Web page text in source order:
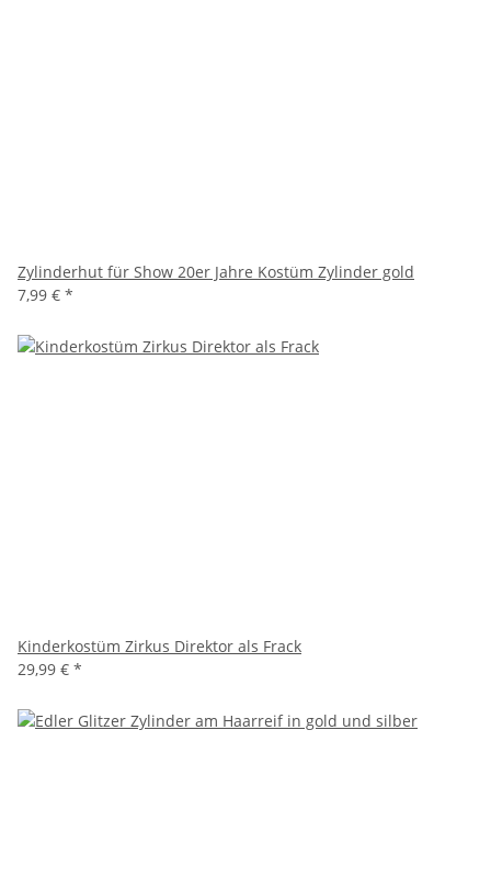
Zylinderhut für Show 20er Jahre Kostüm Zylinder gold
7,99 € *
Kinderkostüm Zirkus Direktor als Frack
29,99 € *